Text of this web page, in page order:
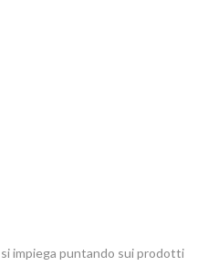
impiega puntando sui prodotti